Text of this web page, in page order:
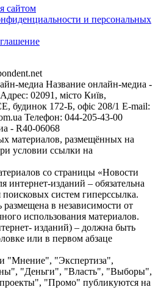
сайтом
и персональных
медиа Название онлайн-медиа -
02091, місто Київ,
172-Б, офіс 208/1 E-mail:
Телефон: 044-205-43-00
- R40-06068
материалов, размещённых на
условии ссылки на
со страницы «Новости
интернет-изданий – обязательна
поисковых систем гиперссылка.
в независимости от
использования материалов.
изданий) – должна быть
или в первом абзаце
"Мнение", "Экспертиза",
"Деньги", "Власть", "Выборы",
"Промо" публикуются на